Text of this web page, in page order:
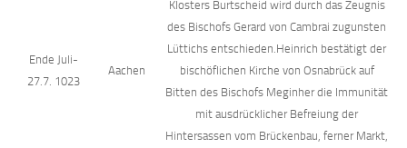
Ende Juli-
27.7. 1023
Aachen
Klosters Burtscheid wird durch das Zeugnis
des Bischofs Gerard von Cambrai zugunsten
Lüttichs entschieden.Heinrich bestätigt der
bischöflichen Kirche von Osnabrück auf
Bitten des Bischofs Meginher die Immunität
mit ausdrücklicher Befreiung der
Hintersassen vom Brückenbau, ferner Markt,